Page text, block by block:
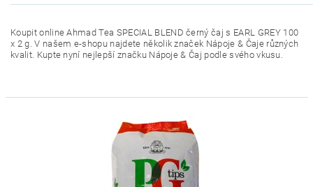
Koupit online Ahmad Tea SPECIAL BLEND černý čaj s EARL GREY 100
x 2 g. V našem e-shopu najdete několik značek Nápoje & Čaje různých
kvalit. Kupte nyní nejlepší značku Nápoje & Čaj podle svého vkusu.